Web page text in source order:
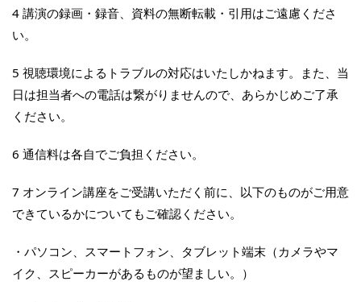
4 講演の録画・録音、資料の無断転載・引用はご遠慮くださ
い。
5 視聴環境によるトラブルの対応はいたしかねます。また、当
日は担当者への電話は繋がりませんので、あらかじめご了承
ください。
6 通信料は各自でご負担ください。
7 オンライン講座をご受講いただく前に、以下のものがご用意
できているかについてもご確認ください。
・パソコン、スマートフォン、タブレット端末（カメラやマ
イク、スピーカーがあるものが望ましい。）